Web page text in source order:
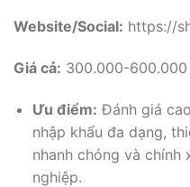
Website/Social: https://
Giá cả: 300.000-
Ưu điểm: Đánh giá
nhập khẩu đa dạng,
nhanh chóng và chính
nghiệp.